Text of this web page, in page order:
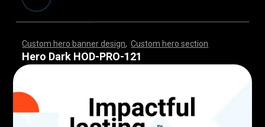
Custom hero banner design ,Custom hero section
,,,,,,,,,,,,,,,,,,,,,,,,,,,,,, ,,,,,,,,,,,,,,,,,,,,,,,
,,,,,,,,,,,,,,,,,,,,,,,,,,,,,, ,,,,,,,,,,,,,,,,,,,,,,,
Hero Dark HOD-PRO-121